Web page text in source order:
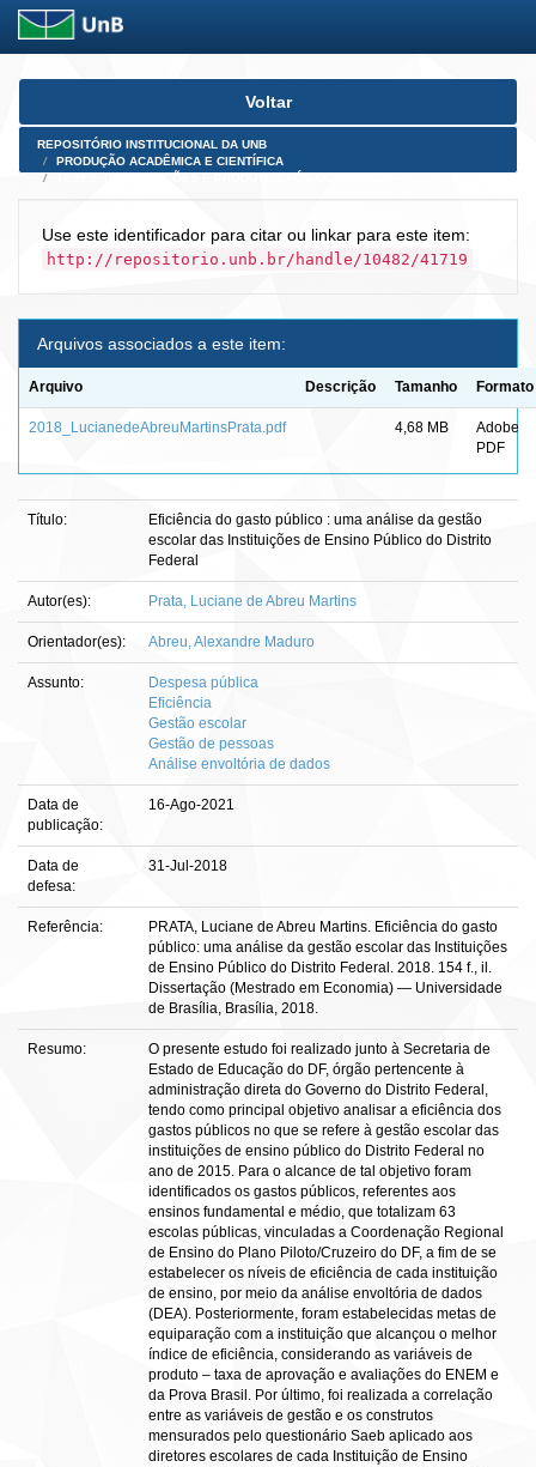
Skip
Voltar
REPOSITÓRIO INSTITUCIONAL DA UNB
PRODUÇÃO ACADÊMICA E CIENTÍFICA
Use este identificador para citar ou linkar para este item:
http://repositorio.unb.br/handle/10482/41719
Arquivos associados a este item:
Arquivo Descrição Tamanho Formato
2018_LucianedeAbreuMartinsPrata.pdf 4,68 MB
Adobe
PDF
Título:
Eficiência do gasto público : uma análise da gestão
escolar das Instituições de Ensino Público do Distrito
Federal
Autor(es): Prata, Luciane de Abreu Martins
Orientador(es): Abreu, Alexandre Maduro
Assunto:
Despesa pública
Eficiência
Gestão escolar
Gestão de pessoas
Análise envoltória de dados
Data de
publicação:
16-Ago-2021
Data de
defesa:
31-Jul-2018
Referência:
PRATA, Luciane de Abreu Martins. Eficiência do gasto
público: uma análise da gestão escolar das Instituições
de Ensino Público do Distrito Federal. 2018. 154 f., il.
Dissertação (Mestrado em Economia) — Universidade
de Brasília, Brasília, 2018.
Resumo:
O presente estudo foi realizado junto à Secretaria de
Estado de Educação do DF, órgão pertencente à
administração direta do Governo do Distrito Federal,
tendo como principal objetivo analisar a eficiência dos
gastos públicos no que se refere à gestão escolar das
instituições de ensino público do Distrito Federal no
ano de 2015. Para o alcance de tal objetivo foram
identificados os gastos públicos, referentes aos
ensinos fundamental e médio, que totalizam 63
escolas públicas, vinculadas a Coordenação Regional
de Ensino do Plano Piloto/Cruzeiro do DF, a fim de se
estabelecer os níveis de eficiência de cada instituição
de ensino, por meio da análise envoltória de dados
(DEA). Posteriormente, foram estabelecidas metas de
equiparação com a instituição que alcançou o melhor
índice de eficiência, considerando as variáveis de
produto – taxa de aprovação e avaliações do ENEM e
da Prova Brasil. Por último, foi realizada a correlação
entre as variáveis de gestão e os construtos
mensurados pelo questionário Saeb aplicado aos
diretores escolares de cada Instituição de Ensino